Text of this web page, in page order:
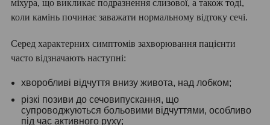
міхура, що викликає подразнення слизової, а також тоді,
коли камінь починає заважати нормальному відтоку сечі.
Серед характерних симптомів захворювання пацієнти
часто відзначають наступні:
хворобливі відчуття внизу живота, над лобком;
різкі позиви до сечовипускання, що
супроводжуються больовими відчуттями, особливо
під час активного руху;